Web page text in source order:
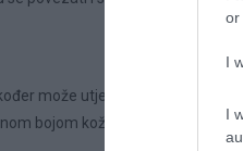
or
I
I
može utjecati na ruke,
bojom kože.